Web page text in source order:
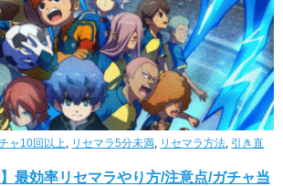
ャ10回以上 リセマラ5分未満 リセマラ方法 引き直
最効率リセマラやり方/注意点/ガチャ当